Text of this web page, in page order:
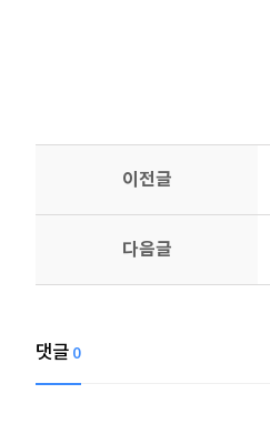
이전글
다음글
댓글 0